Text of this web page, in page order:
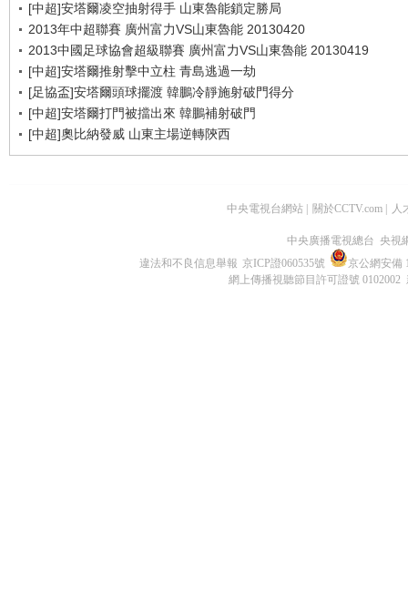
[中超]安塔爾凌空抽射得手 山東魯能鎖定勝局
2013年中超聯賽 廣州富力VS山東魯能 20130420
2013中國足球協會超級聯賽 廣州富力VS山東魯能 20130419
[中超]安塔爾推射擊中立柱 青島逃過一劫
[足協盃]安塔爾頭球擺渡 韓鵬冷靜施射破門得分
[中超]安塔爾打門被擋出來 韓鵬補射破門
[中超]奧比納發威 山東主場逆轉陝西
中央電視台網站 關於CCTV.com 人
中央廣播電視總台 央視
違法和不良信息舉報 京ICP證060535號
京公網安備
網上傳播視聽節目許可證號 0102002